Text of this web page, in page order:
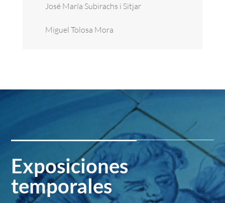
José María Subirachs i Sitjar
Miguel Tolosa Mora
Exposiciones
temporales